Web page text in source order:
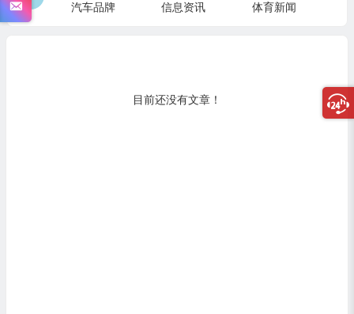
汽车品牌
信息资讯 体育新闻
目前还没有文章！